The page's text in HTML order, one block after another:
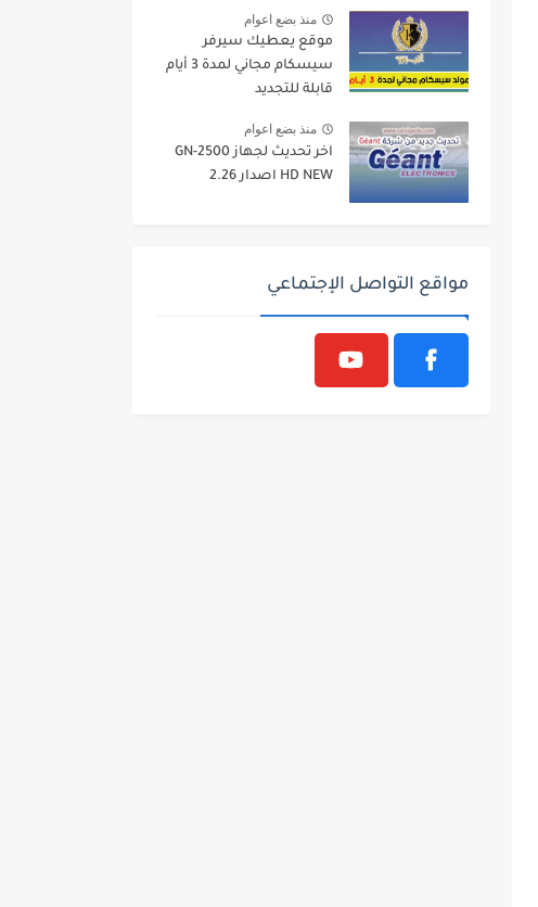
منذ بضع اعوام
موقع يعطيك سيرفر
سيسكام مجاني لمدة 3 أيام
قابلة للتجديد
منذ بضع اعوام
اخر تحديث لجهاز GN-2500
HD NEW اصدار 2.26
مواقع التواصل الإجتماعي